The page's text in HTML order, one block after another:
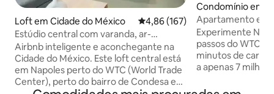
Loft em Cidade do México Classificação média de 4,86 em
4,86 (167)
Estúdio central com varanda, ar-
condicionado, cama queen size e sofá-
cama
Airbnb inteligente e aconchegante na
Cidade do México. Este loft central está
em Napoles perto do WTC (World Trade
Center), perto do bairro de Condesa e
Condomínio em
éxico
Apartamento
em Nápoles,
Experimente
passos do WTC e
minutos de carro
a apenas 7
Estádio GNP e